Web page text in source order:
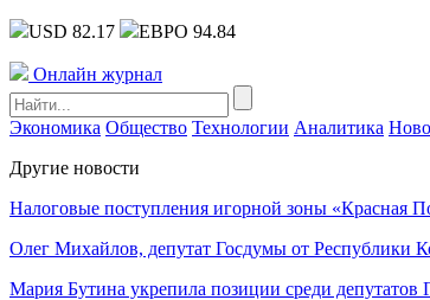
USD 82.17 ЕВРО 94.84
Онлайн журнал
Экономика Общество Технологии Аналитика
Другие новости
Налоговые поступления игорной зоны «Красная
Олег Михайлов, депутат Госдумы от Республики
Мария Бутина укрепила позиции среди